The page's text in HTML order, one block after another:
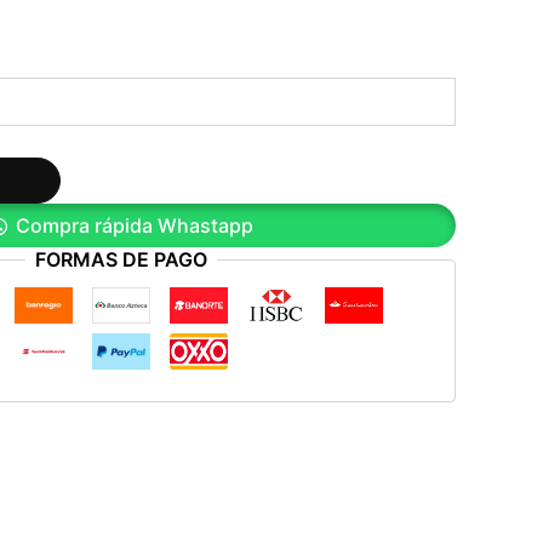
Compra rápida Whastapp
FORMAS DE PAGO